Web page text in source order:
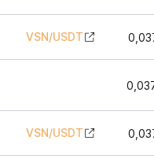
VSN/USDT
VSN/USDT